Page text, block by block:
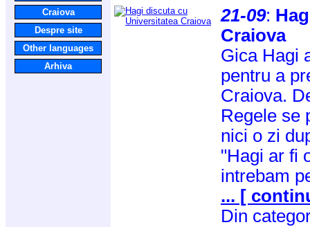
Craiova
Despre site
Other languages
Arhiva
21-09:
Craiova
Gica Hagi
pentru a
Craiova.
Regele se
nici o zi
"Hagi ar fi
intrebam
... [
Din